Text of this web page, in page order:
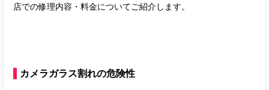
店での修理内容・料金についてご紹介します。
カメラガラス割れの危険性